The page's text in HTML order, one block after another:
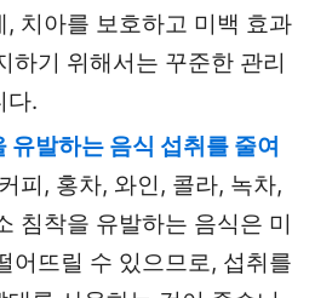
, 치아를 보호하고 미백 효과
하기 위해서는 꾸준한 관리
다.
유발하는 음식 섭취를 줄여
커피, 홍차, 와인, 콜라, 녹차,
침착을 유발하는 음식은 미
어뜨릴 수 있으므로, 섭취를